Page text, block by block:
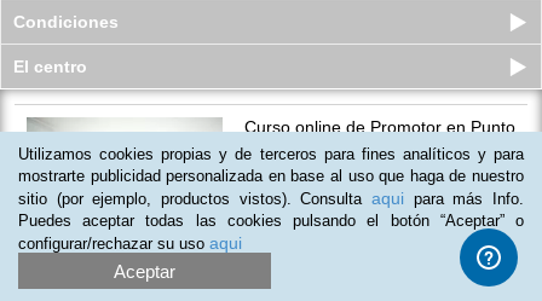
Condiciones
El centro
Curso online de Promotor en Punto
de Ventas
Plazas agotadas
90 usd $35usd
Utilizamos cookies propias y de terceros para fines analíticos y para
mostrarte publicidad personalizada en base al uso que haga de nuestro
sitio (por ejemplo, productos vistos). Consulta aqui para más Info.
Puedes aceptar todas las cookies pulsando el botón “Aceptar” o
configurar/rechazar su uso aqui
Aceptar